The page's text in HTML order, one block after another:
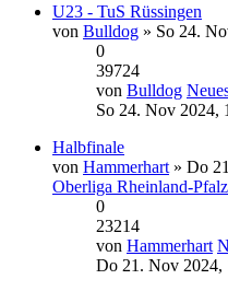
U23 - TuS Rüssingen
von Bulldog » So 24.
0
39724
von Bulldog
So 24. Nov 2024,
Halbfinale
von Hammerhart » Do
Oberliga Rheinland-
0
23214
von Hammerhart
Do 21. Nov 2024,